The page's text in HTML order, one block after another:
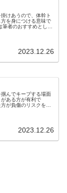
けあうので、体幹ト
を身につける意味で
者のおすすめとして
2023.12.26
んでキープする場面
ある方が有利で
が負傷のリスクを抑
2023.12.26